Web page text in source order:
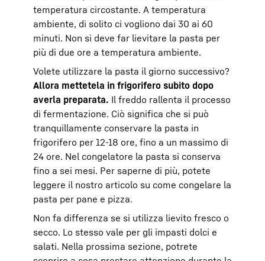
temperatura circostante. A temperatura
ambiente, di solito ci vogliono dai 30 ai 60
minuti. Non si deve far lievitare la pasta per
più di due ore a temperatura ambiente.
Volete utilizzare la pasta il giorno successivo?
Allora mettetela in frigorifero subito dopo
averla preparata. Il freddo rallenta il processo
di fermentazione. Ciò significa che si può
tranquillamente conservare la pasta in
frigorifero per 12-18 ore, fino a un massimo di
24 ore. Nel congelatore la pasta si conserva
fino a sei mesi. Per saperne di più, potete
leggere il nostro articolo su come congelare la
pasta per pane e pizza.
Non fa differenza se si utilizza lievito fresco o
secco. Lo stesso vale per gli impasti dolci e
salati. Nella prossima sezione, potrete